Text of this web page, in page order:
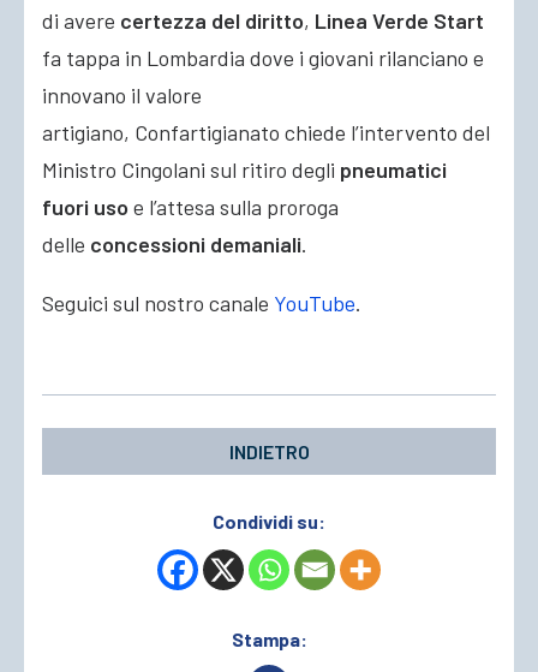
di avere certezza del diritto, Linea Verde Start
fa tappa in Lombardia dove i giovani rilanciano e
innovano il valore
artigiano, Confartigianato chiede l’intervento del
Ministro Cingolani sul ritiro degli pneumatici
fuori uso e l’attesa sulla proroga
delle concessioni demaniali.
Seguici sul nostro canale YouTube.
INDIETRO
Condividi su:
Stampa: